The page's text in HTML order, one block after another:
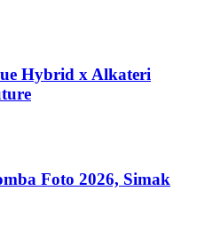
Hybrid x Alkateri
Foto 2026, Simak